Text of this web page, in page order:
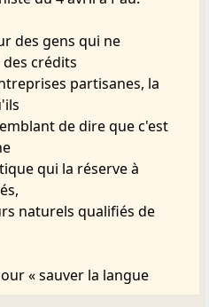
des gens qui ne
crédits
partisanes, la
de dire que c'est
qui la réserve à
naturels qualifiés de
« sauver la langue